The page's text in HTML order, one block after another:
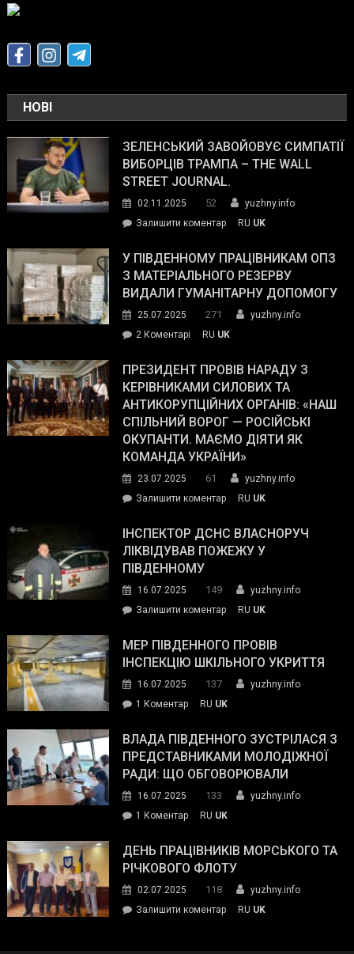
НОВІ
ЗЕЛЕНСЬКИЙ ЗАВОЙОВУЄ СИМПАТІЇ
ВИБОРЦІВ ТРАМПА – THE WALL
STREET JOURNAL.
02.11.2025 52
yuzhny.info
Залишити коментарon
завойовує
симпатії
виборців
The
Street
Journal.
RU UK
У ПІВДЕННОМУ ПРАЦІВНИКАМ ОПЗ
З МАТЕРІАЛЬНОГО РЕЗЕРВУ
ВИДАЛИ ГУМАНІТАРНУ ДОПОМОГУ
25.07.2025 271
yuzhny.info
2 Коментарі
Південному
працівникам
ОПЗ
з
матеріального
резерву
гуманітарну
допомогу
RU UK
ПРЕЗИДЕНТ ПРОВІВ НАРАДУ З
КЕРІВНИКАМИ СИЛОВИХ ТА
АНТИКОРУПЦІЙНИХ ОРГАНІВ: «НАШ
СПІЛЬНИЙ ВОРОГ — РОСІЙСЬКІ
ОКУПАНТИ. МАЄМО ДІЯТИ ЯК
КОМАНДА УКРАЇНИ»
23.07.2025 61
yuzhny.info
Залишити коментарon
провів
нараду
силових
та
органів:
«Наш
спільний
окупанти.
Маємо
діяти
команда
RU UK
ІНСПЕКТОР ДСНС ВЛАСНОРУЧ
ЛІКВІДУВАВ ПОЖЕЖУ У
ПІВДЕННОМУ
16.07.2025 149
yuzhny.info
Залишити коментарon
ДСНС
власноруч
пожежу
у
RU UK
МЕР ПІВДЕННОГО ПРОВІВ
ІНСПЕКЦІЮ ШКІЛЬНОГО УКРИТТЯ
16.07.2025 137
yuzhny.info
1 Коментардо
Південного
провів
інспекцію
укриття
RU UK
ВЛАДА ПІВДЕННОГО ЗУСТРІЛАСЯ З
ПРЕДСТАВНИКАМИ МОЛОДІЖНОЇ
РАДИ: ЩО ОБГОВОРЮВАЛИ
16.07.2025 133
yuzhny.info
1 Коментардо
Південного
зустрілася
представниками
молодіжної
RU UK
ДЕНЬ ПРАЦІВНИКІВ МОРСЬКОГО ТА
РІЧКОВОГО ФЛОТУ
02.07.2025 118
yuzhny.info
Залишити коментарon
RU UK